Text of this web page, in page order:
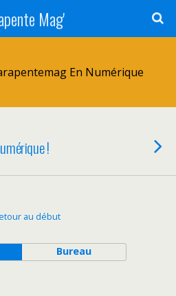
Mag'
En Numérique
!
au début
Bureau